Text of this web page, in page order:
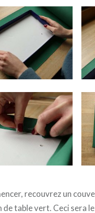
recouvrez un
de table vert. Ceci sera